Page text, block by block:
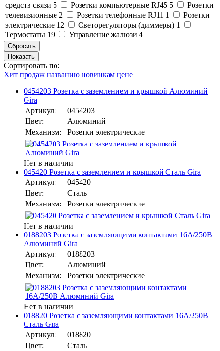
средств связи 5 Розетки компьютерные RJ45 5
Розетки
телевизионные 2 Розетки телефонные RJ11 1
Розетки
электрические 12 Светорегуляторы (диммеры) 1
Термостаты 19 Управление жалюзи 4
Сортировать по:
Хит продаж названию новинкам цене
0454203 Розетка с заземлением и крышкой Алюминий
Gira
Артикул:
0454203
Цвет:
Алюминий
Механизм:
Розетки электрические
Нет в наличии
045420 Розетка с заземлением и крышкой Сталь Gira
Артикул:
045420
Цвет:
Сталь
Механизм:
Розетки электрические
Нет в наличии
0188203 Розетка с заземляющими контактами 16А/250В
Алюминий Gira
Артикул:
0188203
Цвет:
Алюминий
Механизм:
Розетки электрические
Нет в наличии
018820 Розетка с заземляющими контактами 16А/250В
Сталь Gira
Артикул:
018820
Цвет:
Сталь